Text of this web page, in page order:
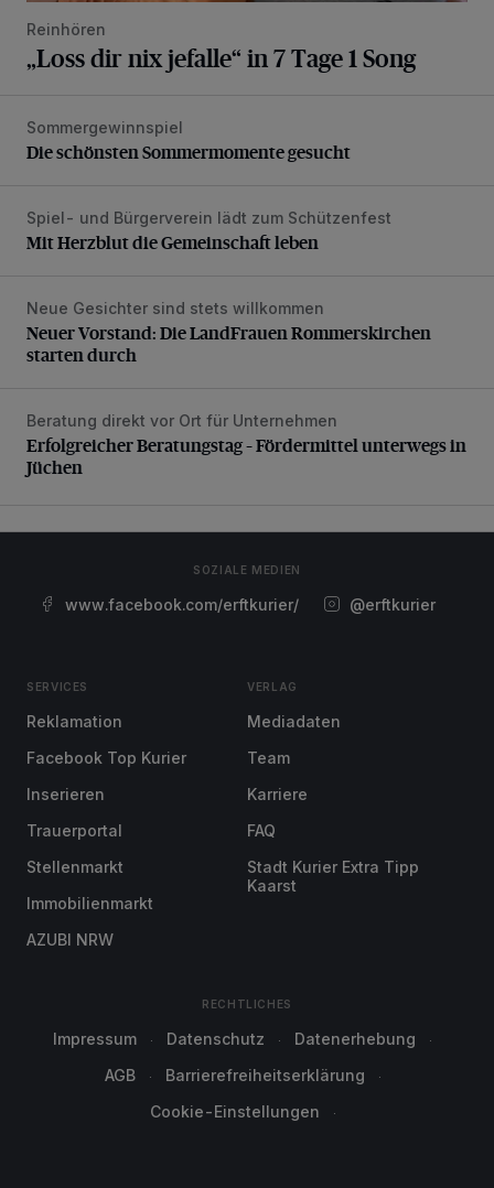
Reinhören
„Loss dir nix jefalle“ in 7 Tage 1 Song
Die schönsten Sommermomente gesucht
Sommergewinnspiel
Die schönsten Sommermomente gesucht
Mit Herzblut die Gemeinschaft leben
Spiel- und Bürgerverein lädt zum Schützenfest
Mit Herzblut die Gemeinschaft leben
Neuer Vorstand: Die LandFrauen Rommerskirchen starten
Neue Gesichter sind stets willkommen
Neuer Vorstand: Die LandFrauen Rommerskirchen
starten durch
Erfolgreicher Beratungstag – Fördermittel unterwegs in
Beratung direkt vor Ort für Unternehmen
Erfolgreicher Beratungstag – Fördermittel unterwegs in
Jüchen
SOZIALE MEDIEN
www.facebook.com/erftkurier/ @erftkurier
SERVICES
Reklamation
Facebook Top Kurier
Inserieren
Trauerportal
Stellenmarkt
Immobilienmarkt
AZUBI NRW
VERLAG
Mediadaten
Team
Karriere
FAQ
Stadt Kurier Extra Tipp
Kaarst
RECHTLICHES
Impressum Datenschutz
Datenerhebung
AGB
Barrierefreiheitserklärung
Cookie-Einstellungen